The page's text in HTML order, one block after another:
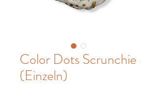
Color Dots Scrunchie
(Einzeln)